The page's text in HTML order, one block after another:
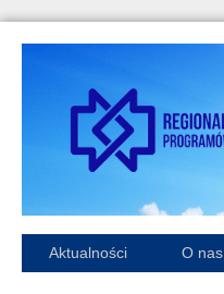
Aktualności O nas